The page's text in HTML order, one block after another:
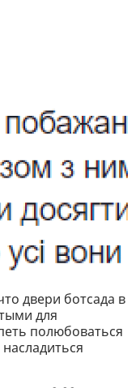
двери ботсада в
для
полюбоваться